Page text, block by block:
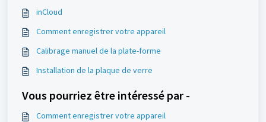
inCloud
Comment enregistrer votre appareil
Calibrage manuel de la plate-forme
Installation de la plaque de verre
Vous pourriez être intéressé par -
Comment enregistrer votre appareil